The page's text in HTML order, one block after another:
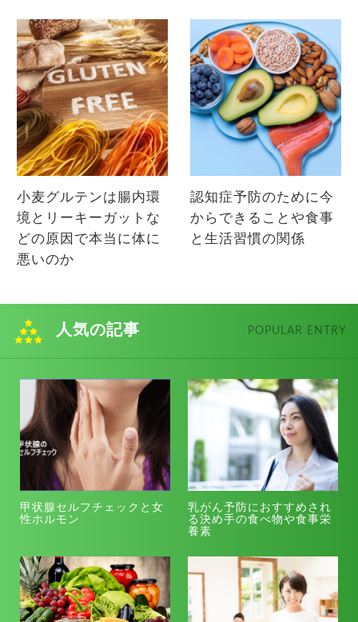
小麦グルテンは腸内環
境とリーキーガットな
どの原因で本当に体に
悪いのか
認知症予防のために今
からできることや食事
と生活習慣の関係
人気の記事 POPULAR ENTRY
甲状腺セルフチェックと女
性ホルモン
乳がん予防におすすめされ
る決め手の食べ物や食事栄
養素